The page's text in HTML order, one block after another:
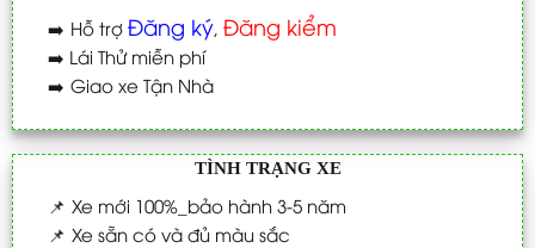
➡️ Hỗ trợ Đăng ký, Đăng kiểm
➡️ Lái Thử miễn phí
➡️ Giao xe Tận Nhà
TÌNH TRẠNG XE
📌 Xe mới 100%_bảo hành 3-5 năm
📌 Xe sẵn có và đủ màu sắc